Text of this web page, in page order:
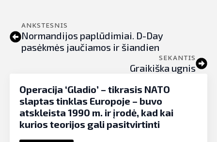
ANKSTESNIS
Normandijos paplūdimiai. D-Day
pasėkmės jaučiamos ir šiandien
SEKANTIS
Graikiška ugnis
Operacija ‘Gladio’ – tikrasis NATO
slaptas tinklas Europoje – buvo
atskleista 1990 m. ir įrodė, kad kai
kurios teorijos gali pasitvirtinti